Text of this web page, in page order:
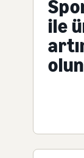
ile
olun